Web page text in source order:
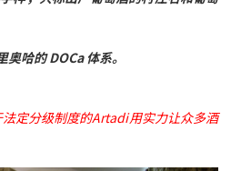
哈的 DOCa 体系。
定分级制度的Artadi用实力让众多酒